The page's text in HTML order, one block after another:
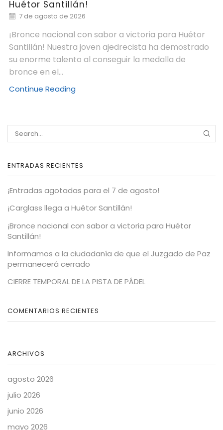
Huétor Santillán!
7 de agosto de 2026
¡Bronce nacional con sabor a victoria para Huétor
Santillán! Nuestra joven ajedrecista ha demostrado
su enorme talento al conseguir la medalla de
bronce en el...
Continue Reading
ENTRADAS RECIENTES
¡Entradas agotadas para el 7 de agosto!
¡Carglass llega a Huétor Santillán!
¡Bronce nacional con sabor a victoria para Huétor
Santillán!
Informamos a la ciudadanía de que el Juzgado de Paz
permanecerá cerrado
CIERRE TEMPORAL DE LA PISTA DE PÁDEL
COMENTARIOS RECIENTES
ARCHIVOS
agosto 2026
julio 2026
junio 2026
mayo 2026